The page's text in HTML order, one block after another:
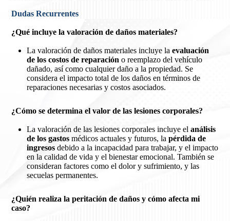
Dudas Recurrentes
¿Qué incluye la valoración de daños materiales?
La valoración de daños materiales incluye la evaluación
de los costos de reparación o reemplazo del vehículo
dañado, así como cualquier daño a la propiedad. Se
considera el impacto total de los daños en términos de
reparaciones necesarias y costos asociados.
¿Cómo se determina el valor de las lesiones corporales?
La valoración de las lesiones corporales incluye elanálisis
de los gastosmédicos actuales y futuros, lapérdida de
ingresosdebido a la incapacidad para trabajar, y el impacto
en la calidad de vida y el bienestar emocional. También se
consideran factores como el dolor y sufrimiento, y las
secuelas permanentes.
¿Quién realiza la peritación de daños y cómo afecta mi
caso?